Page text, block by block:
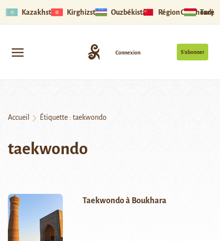
Kazakhstan Kirghizstan Ouzbékistan Région Ouïghoure
S’abonner
Connexion
Accueil Étiquette : taekwondo
taekwondo
Taekwondo à Boukhara